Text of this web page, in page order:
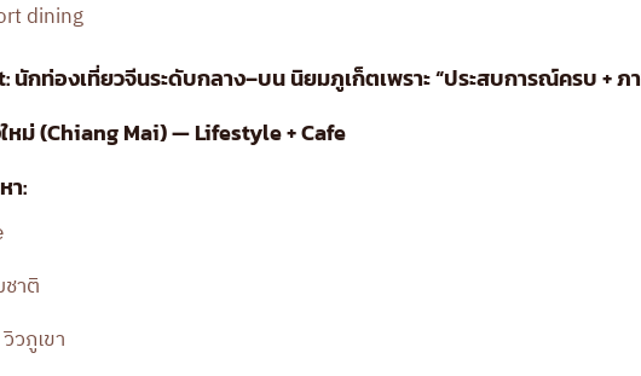
dining
นักท่องเที่ยวจีนระดับกลาง–บน นิยมภูเก็ตเพราะ “ประสบการณ์ครบ + ภ
หม่ (Chiang Mai) — Lifestyle + Cafe
า:
าติ
วภูเขา